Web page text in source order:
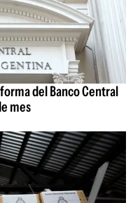
del Banco Central
mes